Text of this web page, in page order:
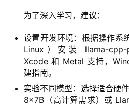
绘
形
为了深入学习，建议：
设置开发环境：根据操作系
Linux）安装 llama-
Xcode 和 Metal 支持，
建指南。
实验不同模型：选择适合硬
8x7B（高计算需求）或